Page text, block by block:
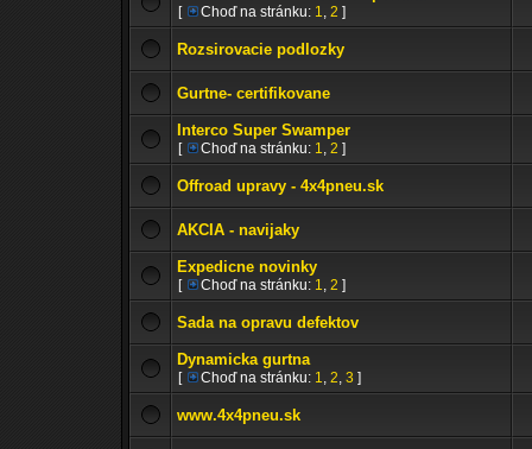
[ Choď na stránku: 1, 2 ]
Rozsirovacie podlozky
Gurtne- certifikovane
Interco Super Swamper
[ Choď na stránku: 1, 2 ]
Offroad upravy - 4x4pneu.sk
AKCIA - navijaky
Expedicne novinky
[ Choď na stránku: 1, 2 ]
Sada na opravu defektov
Dynamicka gurtna
[ Choď na stránku: 1, 2, 3 ]
www.4x4pneu.sk